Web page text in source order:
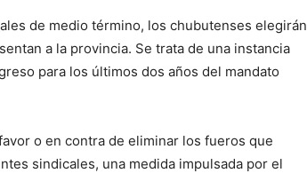
de medio término, los chubutenses elegirán
a la provincia. Se trata de una instancia
para los últimos dos años del mandato
o en contra de eliminar los fueros que
sindicales, una medida impulsada por el